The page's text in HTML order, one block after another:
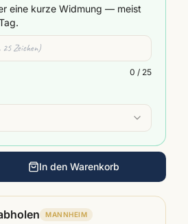
eine kurze Widmung — meist
0 / 25
In den Warenkorb
MANNHEIM